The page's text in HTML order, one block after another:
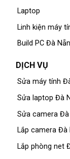
Laptop
Linh kiện máy
Build PC Đà
DỊCH VỤ
Sửa máy tính
Sửa laptop Đà
Sửa camera Đà
Lắp camera Đà
Lắp phòng net